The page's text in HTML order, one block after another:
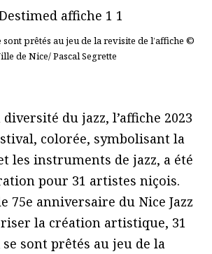
sont prêtés au jeu de la revisite de l’affiche ©
de Nice/ Pascal Segrette
diversité du jazz, l’affiche 2023
colorée, symbolisant la
les instruments de jazz, a été
pour 31 artistes niçois.
75e anniversaire du Nice Jazz
la création artistique, 31
sont prêtés au jeu de la